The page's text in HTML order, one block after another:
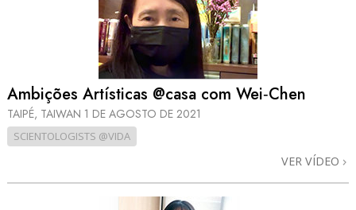
Ambições Artísticas @casa com Wei‑Chen
TAIPÉ, TAIWAN 1 DE AGOSTO DE 2021
SCIENTOLOGISTS @VIDA
VER VÍDEO